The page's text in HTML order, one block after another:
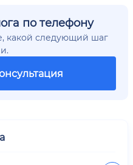
по телефону
какой следующий шаг